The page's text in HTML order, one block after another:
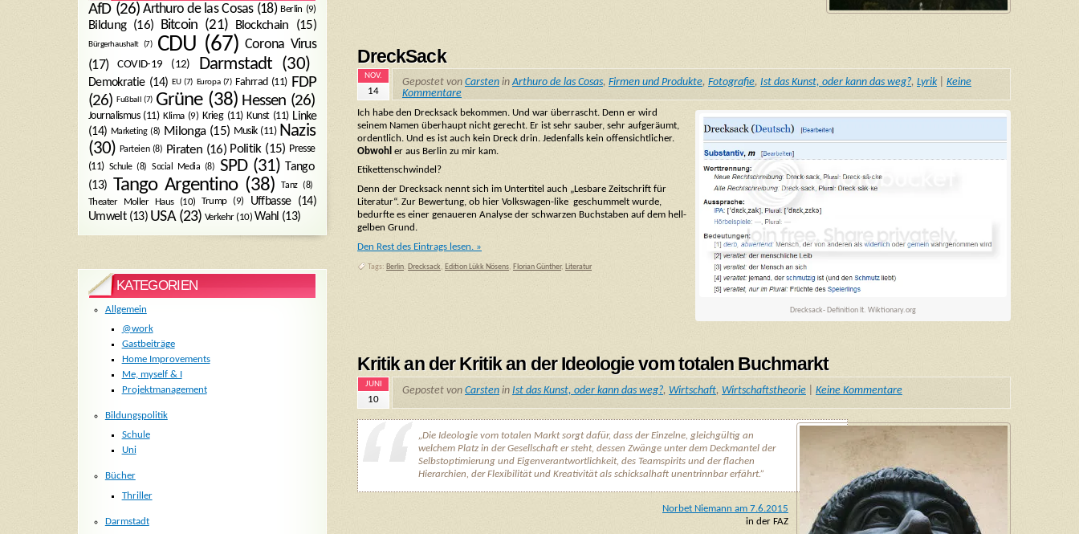
DreckSack
NOV.
14
Gepostet von Carsten inArthuro de las Cosas, Firmen und Produkte, Fotografie, Ist das Kunst, oder kann das weg?, Lyrik| Keine
Kommentare
Drecksack- Definition lt. Wiktionary.org
Ich habe den Drecksack bekommen. Und war überrascht. Denn er wird
seinem Namen überhaupt nicht gerecht. Er ist sehr sauber, sehr aufgeräumt,
ordentlich. Und es ist auch kein Dreck drin. Jedenfalls kein offensichtlicher.
Obwohl er aus Berlin zu mir kam.
Etikettenschwindel?
Denn der Drecksack nennt sich im Untertitel auch „Lesbare Zeitschrift für
Literatur“. Zur Bewertung, ob hier Volkswagen-like geschummelt wurde,
bedurfte es einer genaueren Analyse der schwarzen Buchstaben auf dem hell-
gelben Grund.
Den Rest des Eintrags lesen. »
Tags: Berlin, Drecksack, Edition Lükk Nösens, Florian Günther, Literatur
Kritik an der Kritik an der Ideologie vom totalen Buchmarkt
JUNI
10
Gepostet von Carsten in Ist das Kunst, oder kann das weg?, Wirtschaft, Wirtschaftstheorie Keine Kommentare
„Die Ideologie vom totalen Markt sorgt dafür, dass der Einzelne, gleichgültig an
welchem Platz in der Gesellschaft er steht, dessen Zwänge unter dem Deckmantel der
Selbstoptimierung und Eigenverantwortlichkeit, des Teamspirits und der flachen
Hierarchien, der Flexibilität und Kreativität als schicksalhaft unentrinnbar erfährt.”
Norbet Niemann am 7.6.2015
in der FAZ
AfD(26) Arthuro de las Cosas(18) Berlin (9)
Bildung(16) Bitcoin (21) Blockchain (15)
Bürgerhaushalt (7) CDU (67) Corona Virus
(17)
COVID-19 (12) Darmstadt (30)
Demokratie(14) EU(7) Europa(7) Fahrrad (11) FDP
(26) Fußball (7) Grüne(38) Hessen (26)
Journalismus(11) Klima(9) Krieg(11) Kunst(11) Linke
(14) Marketing(8) Milonga(15) Musik(11) Nazis
(30) Parteien(8) Piraten (16) Politik(15) Presse
(11) Schule(8) Social Media (8) SPD(31) Tango
(13)
Tango Argentino(38) Tanz(8)
Theater Moller Haus(10) Trump(9) Uffbasse(14)
Umwelt(13) USA(23) Verkehr(10) Wahl (13)
KATEGORIEN
Allgemein
@work
Gastbeiträge
Home Improvements
Me, myself & I
Projektmanagement
Bildungspolitik
Schule
Uni
Bücher
Thriller
Darmstadt